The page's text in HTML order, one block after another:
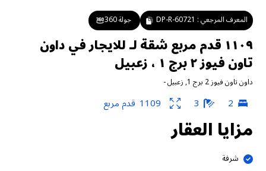
المعرف المرجعي : DP-R-60721 جولة 360
١١٠٩ قدم مربع شقة لـ للايجار في داون
تاون فيوز ٢ برج ١ ، زعبيل
داون تاون فيوز 2 برج 1 ,زعبيل-
2
3
1109 قدم مربع
مزايا العقار
شرفة